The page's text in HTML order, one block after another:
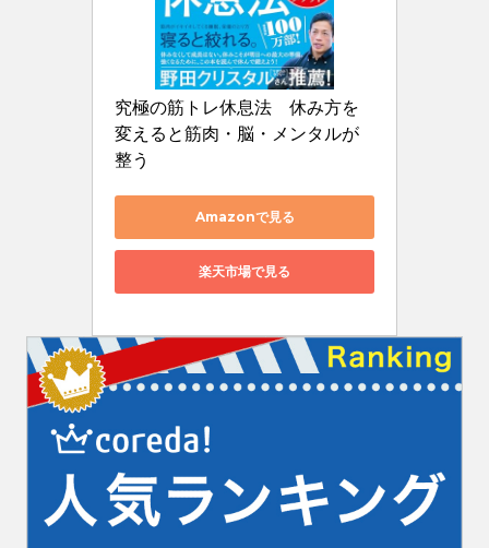
究極の筋トレ休息法　休み方を
変えると筋肉・脳・メンタルが
整う
Amazonで見る
楽天市場で見る